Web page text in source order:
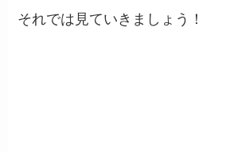
それでは見ていきましょう！